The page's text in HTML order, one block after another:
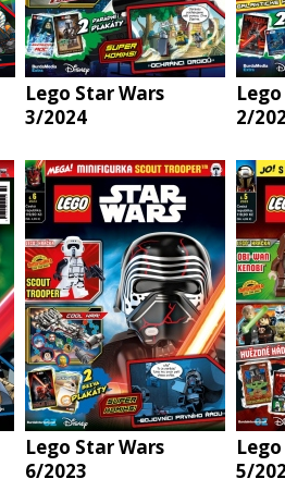
Lego Star Wars
3/2024
2/
Lego Star Wars
6/2023
5/